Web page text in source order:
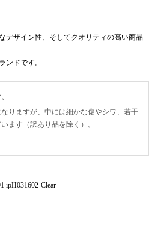
デザイン性、そしてクオリティの高い商品
ンドです。
りますが、中には細かな傷やシワ、若干
ます（訳あり品を除く）。
ipH031602-Clear